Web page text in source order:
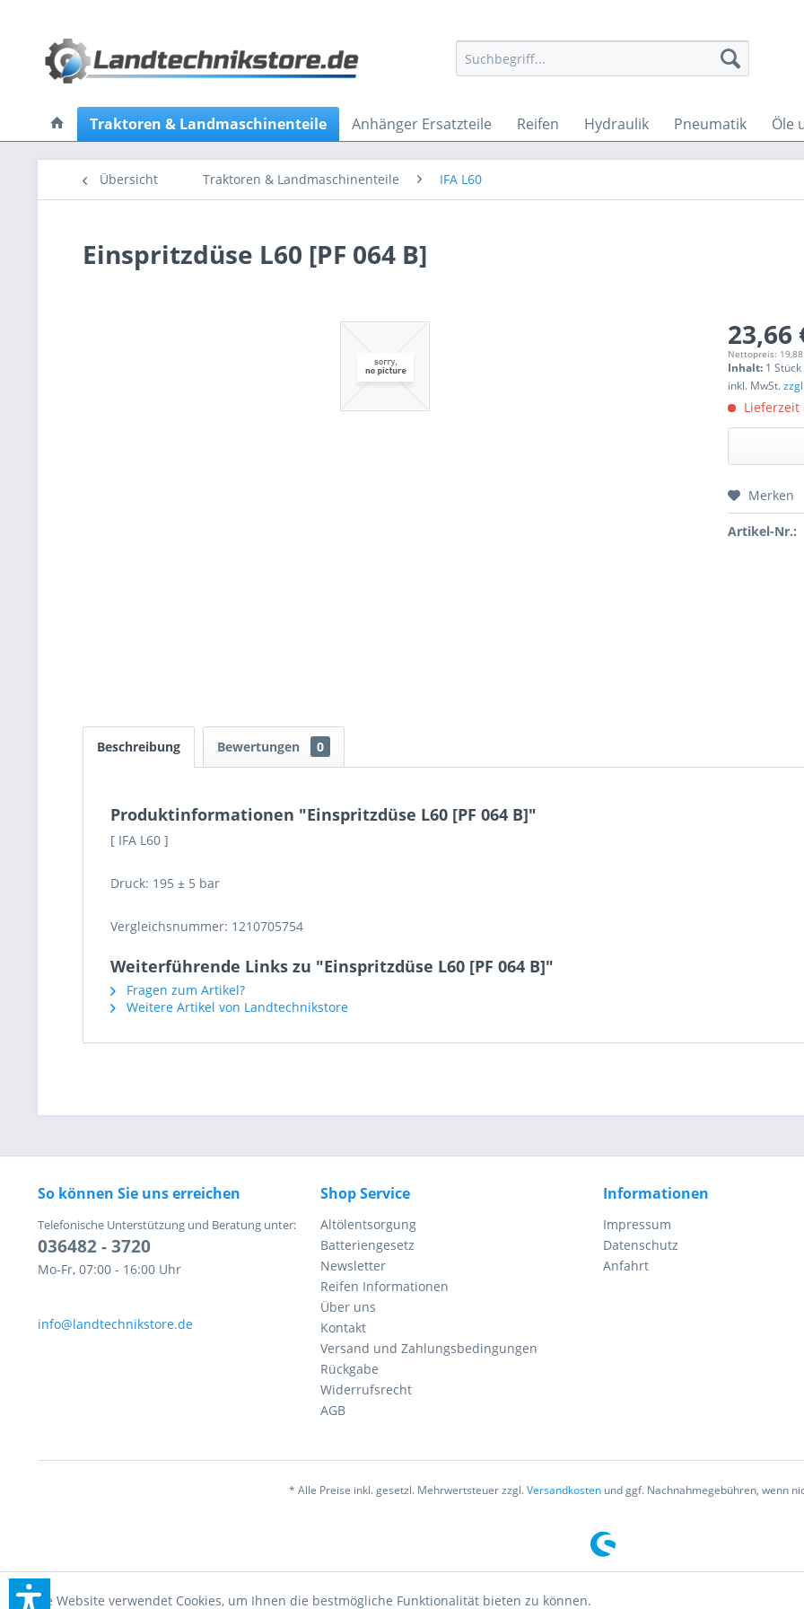
Traktoren & Landmaschinenteile Anhänger Ersatzteile Reifen Hydraulik Pneumatik Öle
Übersicht Traktoren & Landmaschinenteile IFA L60
Einspritzdüse L60 [PF 064 B]
23,66
Nettopreis:
Inhalt: 1 Stück
inkl. MwSt.
Lieferzeit
Preis
Merken
Artikel-Nr.:
Beschreibung Bewertungen 0
Produktinformationen "Einspritzdüse L60 [PF 064 B]"
[ IFA L60 ]
Druck: 195 ± 5 bar
Vergleichsnummer: 1210705754
Weiterführende Links zu "Einspritzdüse L60 [PF 064 B]"
Fragen zum Artikel?
Weitere Artikel von Landtechnikstore
So können Sie uns erreichen
Telefonische Unterstützung und Beratung unter:
036482 - 3720
Mo-Fr, 07:00 - 16:00 Uhr
info@landtechnikstore.de
Shop Service
Altölentsorgung
Batteriengesetz
Newsletter
Reifen Informationen
Über uns
Kontakt
Versand und Zahlungsbedingungen
Rückgabe
Widerrufsrecht
AGB
Informationen
Impressum
Datenschutz
Anfahrt
* Alle Preise inkl. gesetzl. Mehrwertsteuer zzgl.Versandkostenund ggf. Nachnahmegebühren, wenn
Diese Website verwendet Cookies, um Ihnen die bestmögliche Funktionalität bieten zu können.